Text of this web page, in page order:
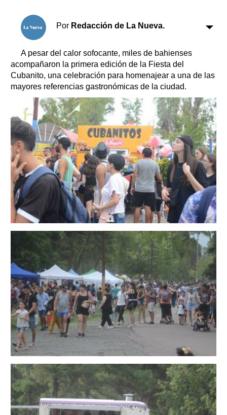
Horóscopo
Suplementos
Servicios
Farmacias
Transportes
Loterías
Datos Útiles
Fúnebres
Edictos
Teléfonos de urgencia
Por Redacción de La Nueva.
A pesar del calor sofocante, miles de bahienses
acompañaron la primera edición de la Fiesta del
Cubanito, una celebración para homenajear a una de las
mayores referencias gastronómicas de la ciudad.